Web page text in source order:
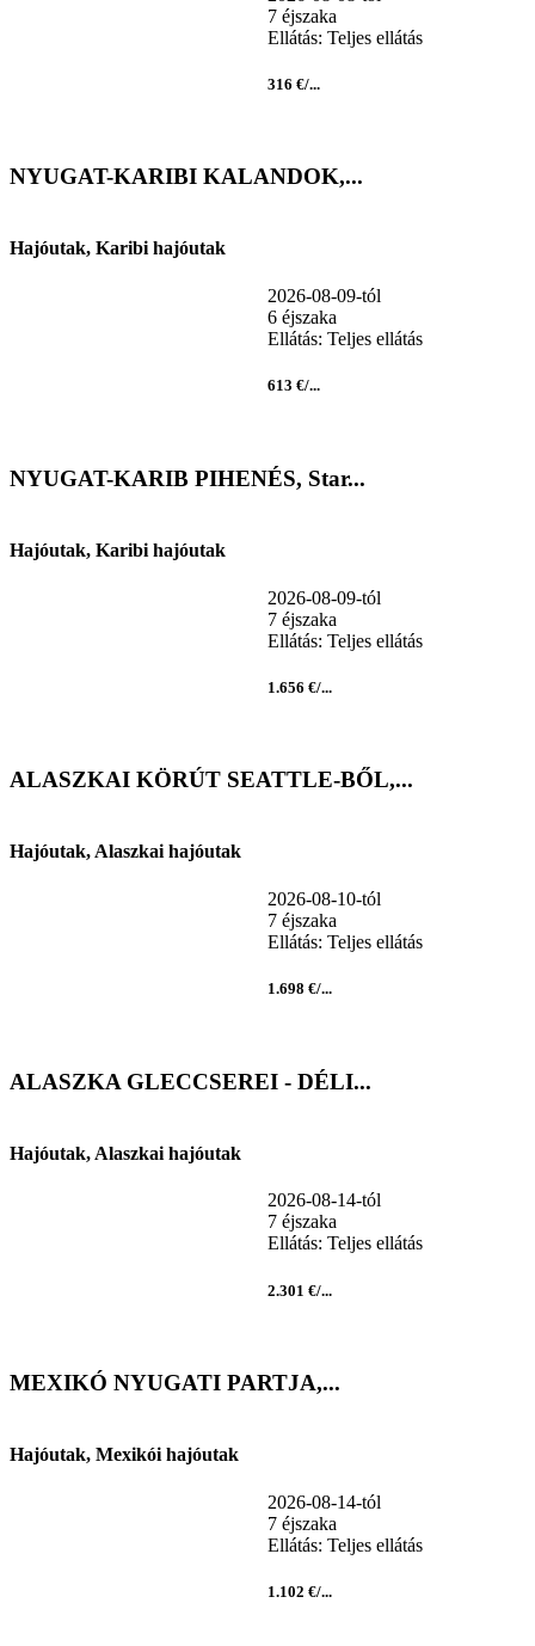
7 éjszaka
Ellátás: Teljes ellátás
316 €/...
NYUGAT-KARIBI KALANDOK,...
Hajóutak, Karibi hajóutak
2026-08-09-tól
6 éjszaka
Ellátás: Teljes ellátás
613 €/...
NYUGAT-KARIB PIHENÉS, Star...
Hajóutak, Karibi hajóutak
2026-08-09-tól
7 éjszaka
Ellátás: Teljes ellátás
1.656 €/...
ALASZKAI KÖRÚT SEATTLE-BŐL,...
Hajóutak, Alaszkai hajóutak
2026-08-10-tól
7 éjszaka
Ellátás: Teljes ellátás
1.698 €/...
ALASZKA GLECCSEREI - DÉLI...
Hajóutak, Alaszkai hajóutak
2026-08-14-tól
7 éjszaka
Ellátás: Teljes ellátás
2.301 €/...
MEXIKÓ NYUGATI PARTJA,...
Hajóutak, Mexikói hajóutak
2026-08-14-tól
7 éjszaka
Ellátás: Teljes ellátás
1.102 €/...